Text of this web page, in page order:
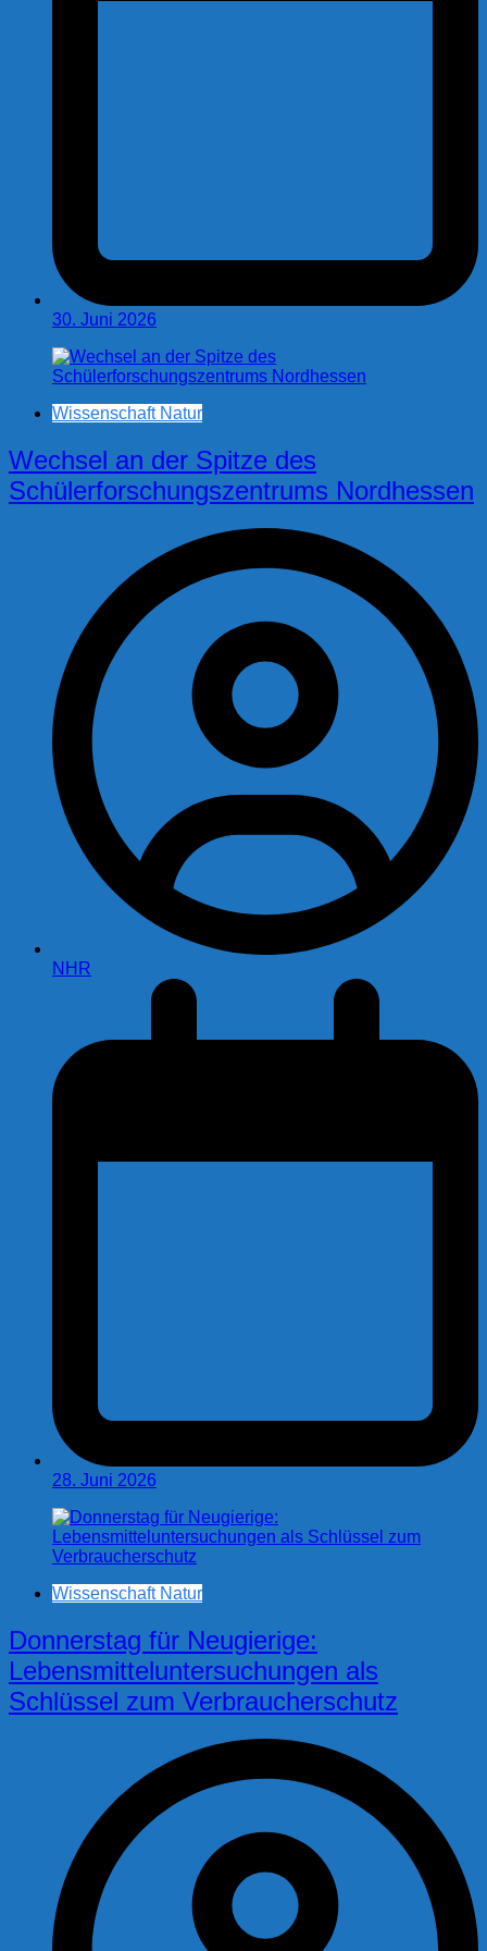
30. Juni 2026
Wissenschaft Natur
Wechsel an der Spitze des
Schülerforschungszentrums Nordhessen
NHR
28. Juni 2026
Wissenschaft Natur
Donnerstag für Neugierige:
Lebensmitteluntersuchungen als
Schlüssel zum Verbraucherschutz